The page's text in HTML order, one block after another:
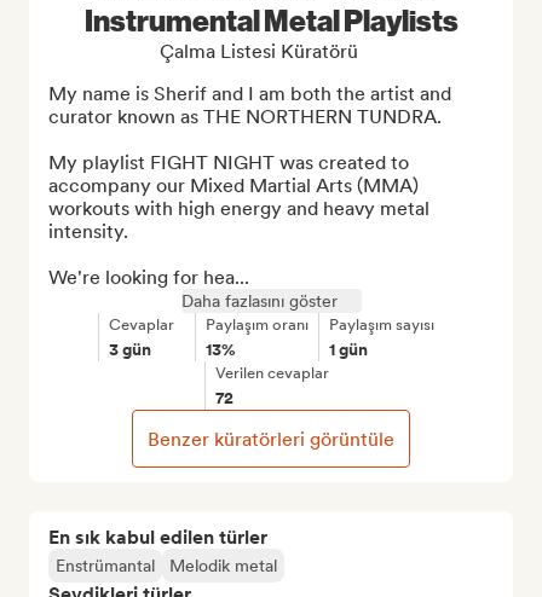
En sık kabul edilen türler
Enstrümantal Melodik metal
Instrumental Metal Playlists
Çalma Listesi Küratörü
My name is Sherif and I am both the artist and
curator known as THE NORTHERN TUNDRA.
My playlist FIGHT NIGHT was created to
accompany our Mixed Martial Arts (MMA)
workouts with high energy and heavy metal
intensity.
We're looking for hea...
Daha fazlasını göster
Cevaplar
3 gün
Paylaşım oranı
13%
Paylaşım sayısı
1 gün
Verilen cevaplar
72
Benzer küratörleri görüntüle